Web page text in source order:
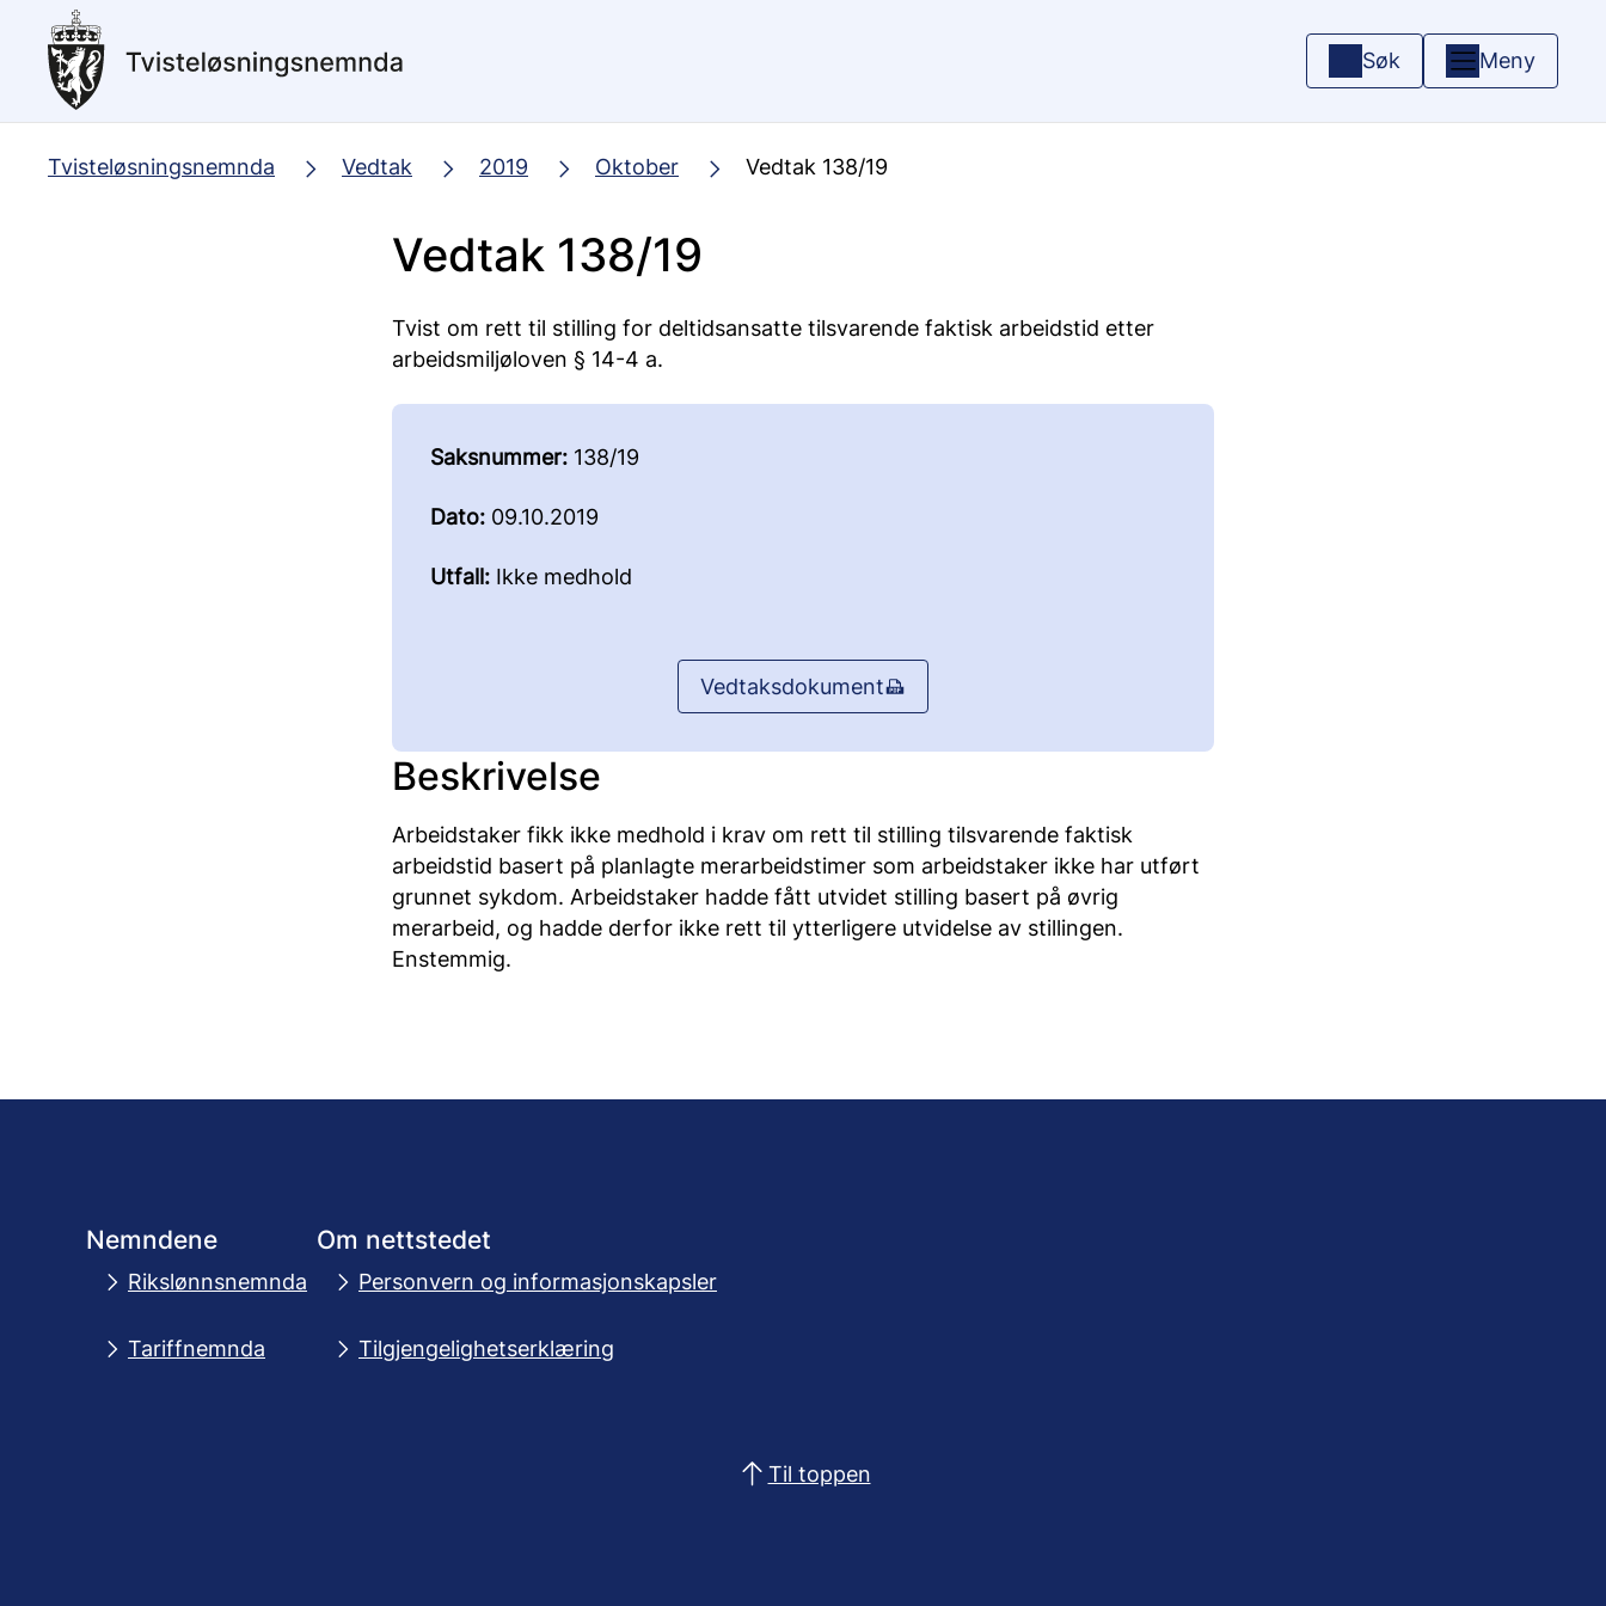
hovedinnhold
Søk Meny
Tvisteløsningsnemnda Vedtak 2019 Oktober Vedtak 138/19
Vedtak 138/19
Tvist om rett til stilling for deltidsansatte tilsvarende faktisk arbeidstid etter
arbeidsmiljøloven § 14-4 a.
Saksnummer: 138/19
Dato: 09.10.2019
Utfall: Ikke medhold
Vedtaksdokument
Beskrivelse
Arbeidstaker fikk ikke medhold i krav om rett til stilling tilsvarende faktisk
arbeidstid basert på planlagte merarbeidstimer som arbeidstaker ikke har utført
grunnet sykdom. Arbeidstaker hadde fått utvidet stilling basert på øvrig
merarbeid, og hadde derfor ikke rett til ytterligere utvidelse av stillingen.
Enstemmig.
Nemndene
Rikslønnsnemnda
Tariffnemnda
Om nettstedet
Personvern og informasjonskapsler
Tilgjengelighetserklæring
Til toppen